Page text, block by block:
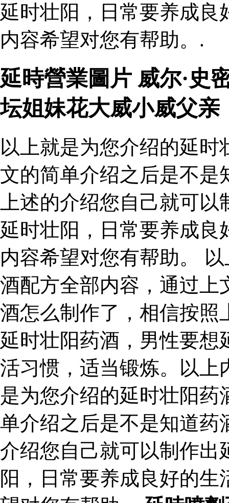
延时壮阳，日常要养成良
内容希望对您有帮助。.
延時營業圖片 威尔·史
坛姐妹花大威小威父亲
以上就是为您介绍的延
文的简单介绍之后是不是
上述的介绍您自己就可
延时壮阳，日常要养成良
内容希望对您有帮助。
酒配方全部内容，通过上
酒怎么制作了，相信按照
延时壮阳药酒，男性要想
活习惯，适当锻炼。以上
是为您介绍的延时壮阳
单介绍之后是不是知道药
介绍您自己就可以制作出
阳，日常要养成良好的